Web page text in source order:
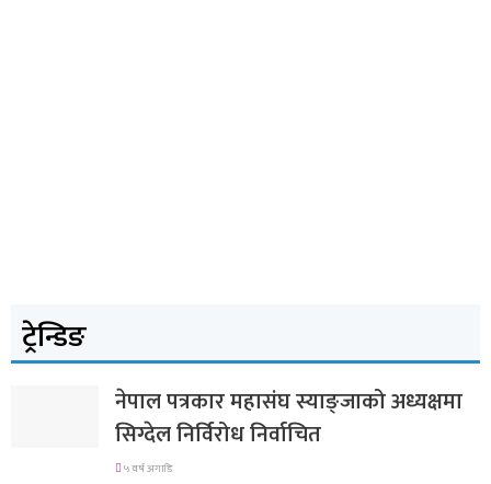
ट्रेन्डिङ
नेपाल पत्रकार महासंघ स्याङ्जाको अध्यक्षमा
सिग्देल निर्विरोध निर्वाचित
५ वर्ष अगाडि